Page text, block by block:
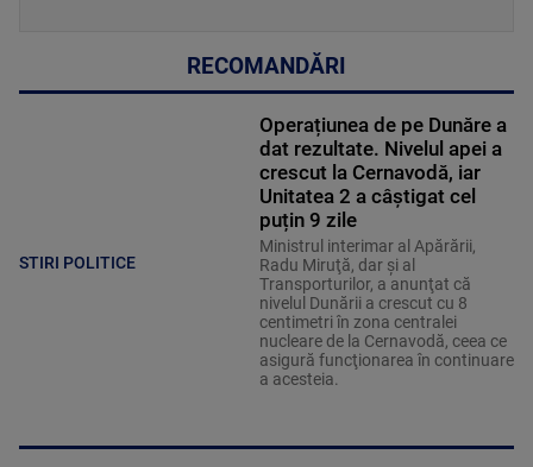
RECOMANDĂRI
STIRI POLITICE
Operațiunea de pe Dunăre a
dat rezultate. Nivelul apei a
crescut la Cernavodă, iar
Unitatea 2 a câștigat cel
puțin 9 zile
Ministrul interimar al Apărării,
Radu Miruţă, dar şi al
Transporturilor, a anunţat că
nivelul Dunării a crescut cu 8
centimetri în zona centralei
nucleare de la Cernavodă, ceea ce
asigură funcţionarea în continuare
a acesteia.